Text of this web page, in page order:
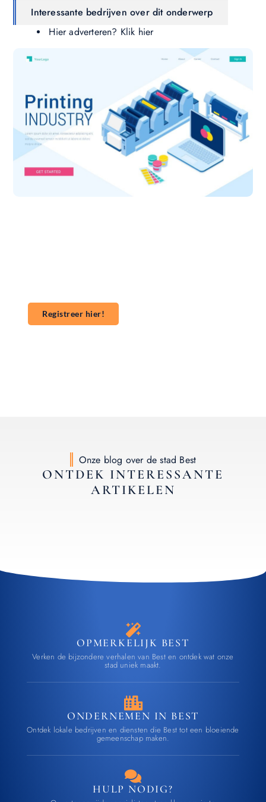
Interessante bedrijven over dit onderwerp
Hier adverteren? Klik hier
Registreer hier!
Onze blog over de stad Best
ONTDEK INTERESSANTE
ARTIKELEN
OPMERKELIJK BEST
Verken de bijzondere verhalen van Best en ontdek wat onze
stad uniek maakt.
ONDERNEMEN IN BEST
Ontdek lokale bedrijven en diensten die Best tot een bloeiende
gemeenschap maken.
HULP NODIG?